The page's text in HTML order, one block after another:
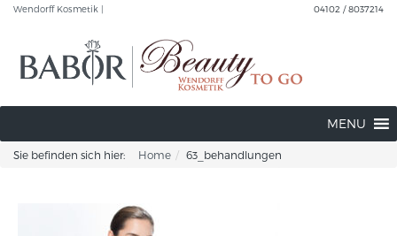
Wendorff Kosmetik | 04102 / 8037214
MENU
Sie befinden sich hier: Home 63_behandlungen